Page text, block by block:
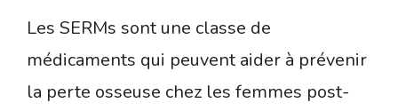
Les SERMs sont une classe de
médicaments qui peuvent aider à prévenir
la perte osseuse chez les femmes post-